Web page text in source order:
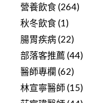
營養飲食(264)
秋冬飲食(1)
腸胃疾病(22)
部落客推薦 (44)
醫師專欄 (62)
林宣寧醫師(15)